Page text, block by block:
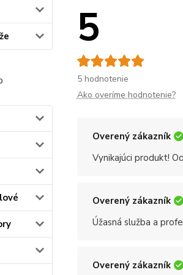
5
5 hodnotenie
Ako overíme hodnotenie?
Overený zákazník
Vynikajúci produkt!
Overený zákazník
Úžasná služba a
Overený zákazník